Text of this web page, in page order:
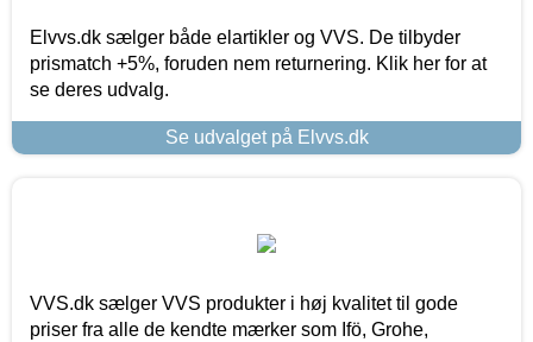
Elvvs.dk sælger både elartikler og VVS. De tilbyder
prismatch +5%, foruden nem returnering. Klik her for at
se deres udvalg.
Se udvalget på Elvvs.dk
VVS.dk sælger VVS produkter i høj kvalitet til gode
priser fra alle de kendte mærker som Ifö, Grohe,